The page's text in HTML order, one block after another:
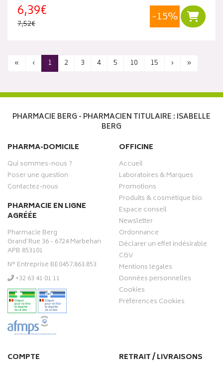
6,39€
7,52€ -15%
« ‹ 1 2 3 4 5 10 15 › »
PHARMACIE BERG - PHARMACIEN TITULAIRE : ISABELLE
BERG
PHARMA-DOMICILE
Qui sommes-nous ?
Poser une question
Contactez-nous
PHARMACIE EN LIGNE
AGRÉÉE
Pharmacie Berg
Grand’Rue 36 - 6724 Marbehan
APB 853101
N° Entreprise BE0457.863.853
‭+32 63 41 01 11‬
OFFICINE
Accueil
Laboratoires & Marques
Promotions
Produits & cosmétique bio
Espace conseil
Newsletter
Ordonnance
Déclarer un effet indésirable
CGV
Mentions légales
Données personnelles
Cookies
Préférences Cookies
COMPTE RETRAIT / LIVRAISONS